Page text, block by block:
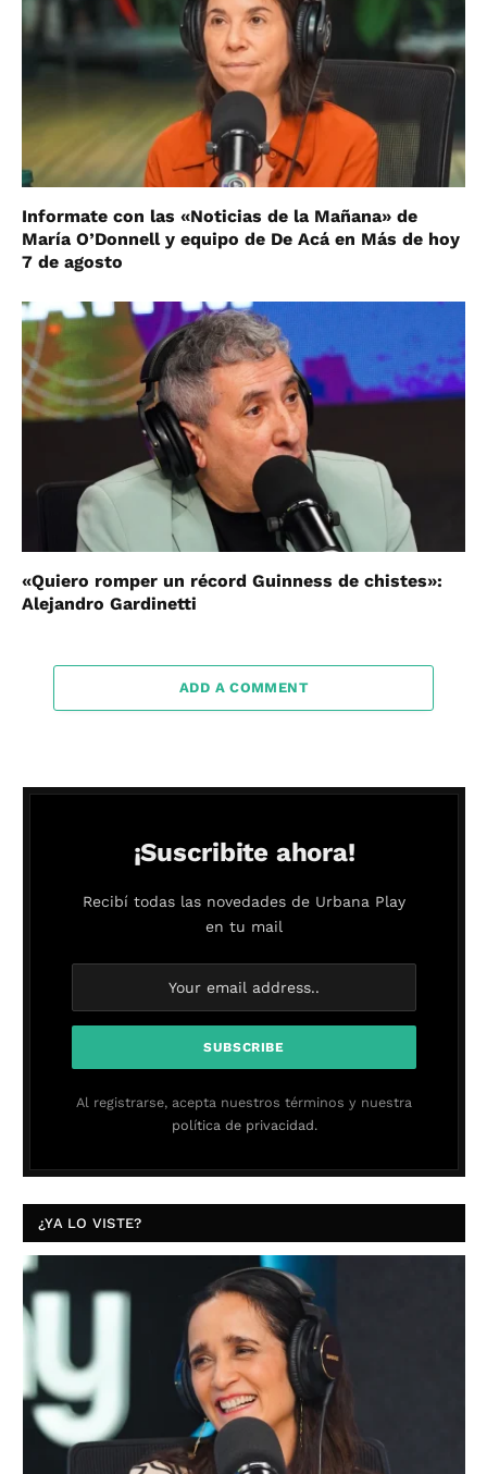
Informate con las «Noticias de la Mañana» de
María O’Donnell y equipo de De Acá en Más de hoy
7 de agosto
«Quiero romper un récord Guinness de chistes»:
Alejandro Gardinetti
ADD A COMMENT
¡Suscribite ahora!
Recibí todas las novedades de Urbana Play
en tu mail
Al registrarse, acepta nuestros términos y nuestra
política de privacidad.
¿YA LO VISTE?